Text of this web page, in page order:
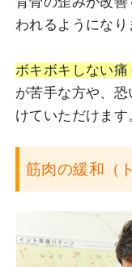
われるようになり
ボキボキしない
が苦手な方や、
けていただけます
筋肉の緩和（